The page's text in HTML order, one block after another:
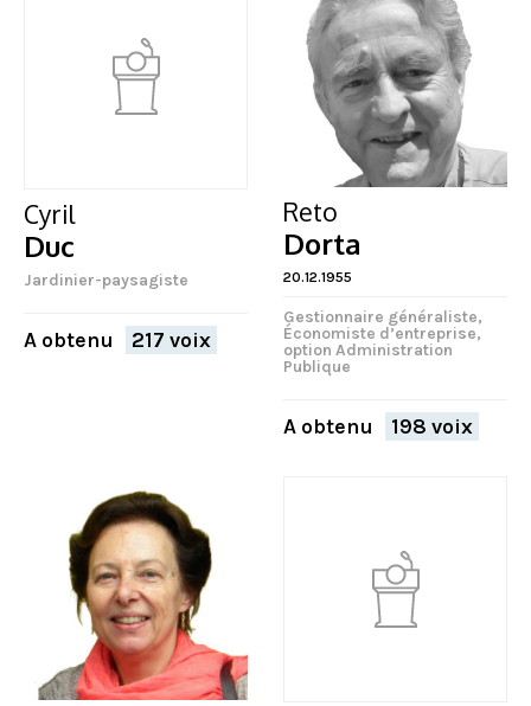
FERMER
Cyril
Duc
Jardinier-paysagiste
A obtenu 217 voix
Reto
Dorta
20.12.1955
Gestionnaire généraliste,
Économiste d’entreprise,
option Administration
Publique
A obtenu 198 voix